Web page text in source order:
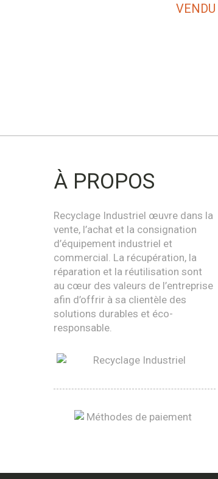
VENDU
À PROPOS
Recyclage Industriel œuvre dans la
vente, l’achat et la consignation
d’équipement industriel et
commercial. La récupération, la
réparation et la réutilisation sont
au cœur des valeurs de l’entreprise
afin d’offrir à sa clientèle des
solutions durables et éco-
responsable.